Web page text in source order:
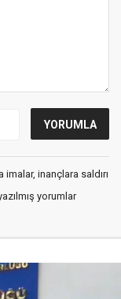
inançlara saldırı
yorumlar